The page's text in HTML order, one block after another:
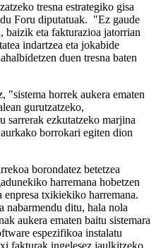
tresna estrategiko gisa
Foru diputatuak. "Ez gaude
baizik eta fakturazioa jatorrian
indartzea eta jokabide
duen tresna baten
"sistema horrek aukera ematen
gurutzatzeko,
sarrerak ezkutatzeko marjina
borrokari egiten dion
borondatez betetzea
harremana hobetzen
enpresa txikiekiko harremana.
nabarmendu ditu, hala nola
aukera ematen baitu sistemara
espezifikoa instalatu